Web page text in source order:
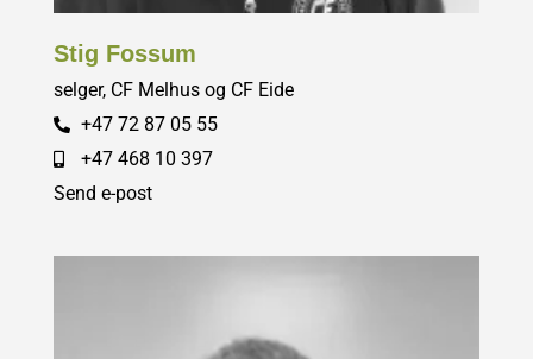
Stig Fossum
selger, CF Melhus og CF Eide
+47 72 87 05 55
+47 468 10 397
Send e-post